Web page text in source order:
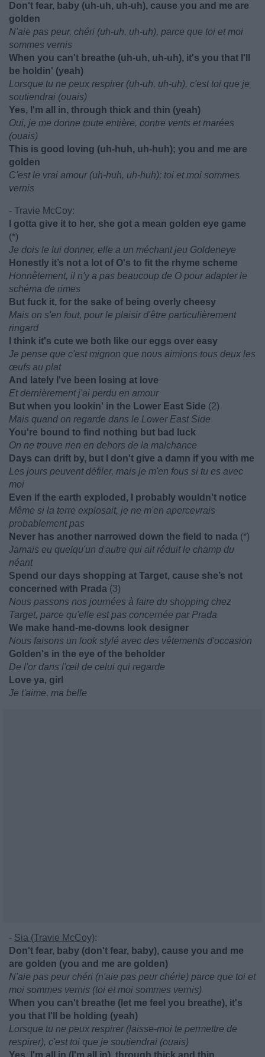
Don't fear, baby (uh-uh, uh-uh), cause you and me are
golden
N'aie pas peur, chéri (uh-uh, uh-uh), parce que toi et moi
sommes vernis
When you can't breathe (uh-uh, uh-uh), it's you that I'll
be holdin' (yeah)
Lorsque tu ne peux respirer (uh-uh, uh-uh), c'est toi que je
soutiendrai (ouais)
Yes, I'm all in, through thick and thin (yeah)
Oui, je me donne toute entière, contre vents et marées
(ouais)
This is good loving (uh-huh, uh-huh); you and me are
golden
C'est le vrai amour (uh-huh, uh-huh); toi et moi sommes
vernis
- Travie McCoy:
I gotta give it to her, she got a mean golden eye game
(*)
Je dois le lui donner, elle a un méchant jeu Goldeneye
Honestly it’s not a lot of O's to fit the rhyme scheme
Honnêtement, il n'y a pas beaucoup de O pour adapter le
schéma de rimes
But fuck it, for the sake of being overly cheesy
Mais on s'en fout, pour le plaisir d'être particulièrement
ringard
I think it's cute we both like our eggs over easy
Je pense que c'est mignon que nous aimions tous deux les
œufs au plat
And lately I've been losing at love
Et dernièrement j'ai perdu en amour
But when you lookin' in the Lower East Side (2)
Mais quand on regarde dans le Lower East Side
You're bound to find nothing but bad luck
On ne trouve rien en dehors de la malchance
Days can drift by, but I don't give a damn if you with me
Les jours peuvent défiler, mais je m'en fous si tu es avec
moi
Even if the earth exploded, I probably wouldn't notice
Même si la terre explosait, je ne m'en apercevrais
probablement pas
Never has another narrowed down the field to nada (*)
Jamais eu quelqu'un d'autre qui ait réduit le champ du
néant
Spend our days shopping at Target, cause she’s not
concerned with Prada (3)
Nous passons nos journées à faire du shopping chez
Target, parce qu'elle est pas concernée par Prada
We make hand-me-downs look designer
Nous faisons un look stylé avec des vêtements d'occasion
Golden's in the eye of the beholder
De l'or dans l'œil de celui qui regarde
Love ya, girl
Je t'aime, ma belle
- Sia (Travie McCoy):
Don't fear, baby (don't fear, baby), cause you and me
are golden (you and me are golden)
N'aie pas peur chéri (n'aie pas peur chérie) parce que toi et
moi sommes vernis (toi et moi sommes vernis)
When you can't breathe (let me feel you breathe), it's
you that I'll be holding (yeah)
Lorsque tu ne peux respirer (laisse-moi te permettre de
respirer), c'est toi que je soutiendrai (ouais)
Yes, I'm all in (I'm all in), through thick and thin